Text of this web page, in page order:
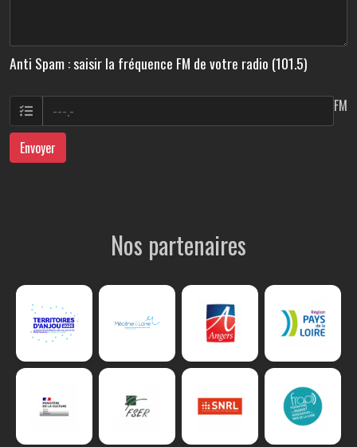
Anti Spam : saisir la fréquence FM de votre radio (101.5)
FM
Envoyer
Nos partenaires